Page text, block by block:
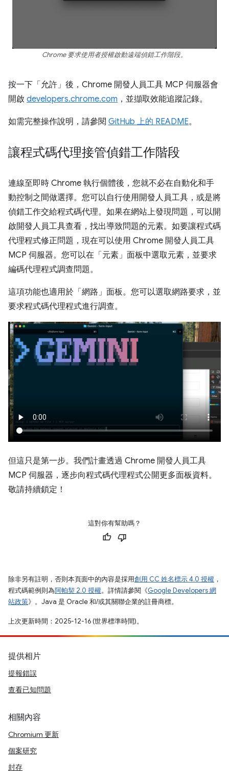
Chrome 要求使用者授權啟動遠端偵錯工作階段。
按一下「允許」 後，Chrome 開發人員工具 MCP 伺服器會
開啟 developers.chrome.com ，並擷取效能追蹤記錄。
如需完整操作說明，請參閱 GitHub 上的 README。
讓程式碼代理接管偵錯工作階段
連線至即時 Chrome 執行個體後，您就不必在自動化和手
動控制之間做選擇。您可以自行使用開發人員工具，或是將
偵錯工作交給程式碼代理。如果在網站上發現問題，可以開
啟開發人員工具查看，找出導致問題的元素。如要讓程式碼
代理程式修正問題，現在可以使用 Chrome 開發人員工具
MCP 伺服器。您可以在「元素」面板中選取元素，並要求
編碼代理程式調查問題。
這項功能也適用於「網路」面板。您可以選取網路要求，並
要求程式碼代理程式進行調查。
但這只是第一步。我們計畫透過 Chrome 開發人員工具
MCP 伺服器，逐步向程式碼代理程式公開更多面板資料。
敬請持續鎖定！
這對你有幫助嗎？
除非另有註明，否則本頁面中的內容是採用創用 CC 姓名標示 4.0 授權 ，
程式碼範例則為阿帕契 2.0 授權。詳情請參閱《Google Developers 網
站政策》。Java 是 Oracle 和/或其關聯企業的註冊商標。
上次更新時間：2025-12-16 (世界標準時間)。
提供相片
提報錯誤
查看已知問題
相關內容
Chromium 更新
個案研究
封存